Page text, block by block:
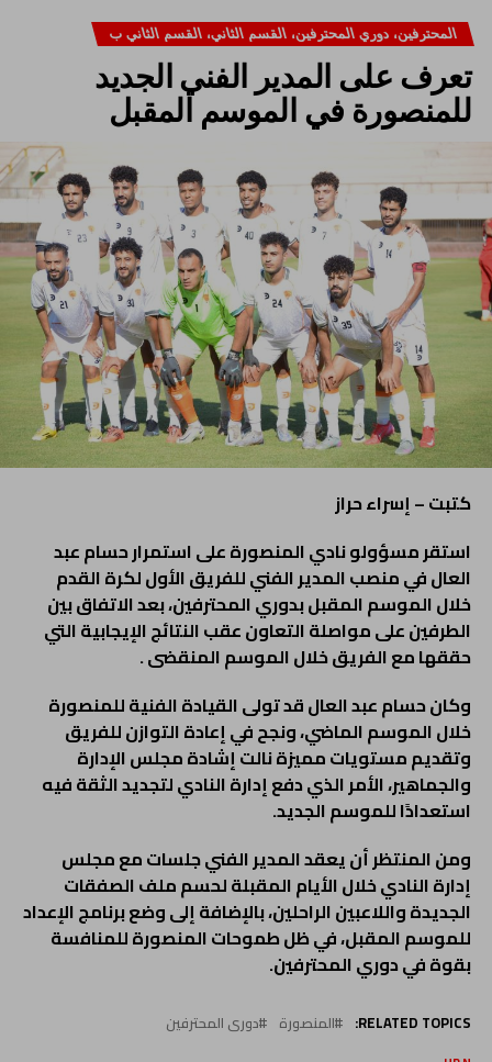
المحترفين، دوري المحترفين، القسم الثاني، القسم الثاني ب
تعرف على المدير الفني الجديد
للمنصورة في الموسم المقبل
كتبت – إسراء حراز
استقر مسؤولو نادي المنصورة على استمرار حسام عبد
العال في منصب المدير الفني للفريق الأول لكرة القدم
خلال الموسم المقبل بدوري المحترفين، بعد الاتفاق بين
الطرفين على مواصلة التعاون عقب النتائج الإيجابية التي
حققها مع الفريق خلال الموسم المنقضى .
وكان حسام عبد العال قد تولى القيادة الفنية للمنصورة
خلال الموسم الماضي، ونجح في إعادة التوازن للفريق
وتقديم مستويات مميزة نالت إشادة مجلس الإدارة
والجماهير، الأمر الذي دفع إدارة النادي لتجديد الثقة فيه
استعدادًا للموسم الجديد.
ومن المنتظر أن يعقد المدير الفني جلسات مع مجلس
إدارة النادي خلال الأيام المقبلة لحسم ملف الصفقات
الجديدة واللاعبين الراحلين، بالإضافة إلى وضع برنامج الإعداد
للموسم المقبل، في ظل طموحات المنصورة للمنافسة
بقوة في دوري المحترفين.
RELATED TOPICS: المنصورة دورى المحترفين